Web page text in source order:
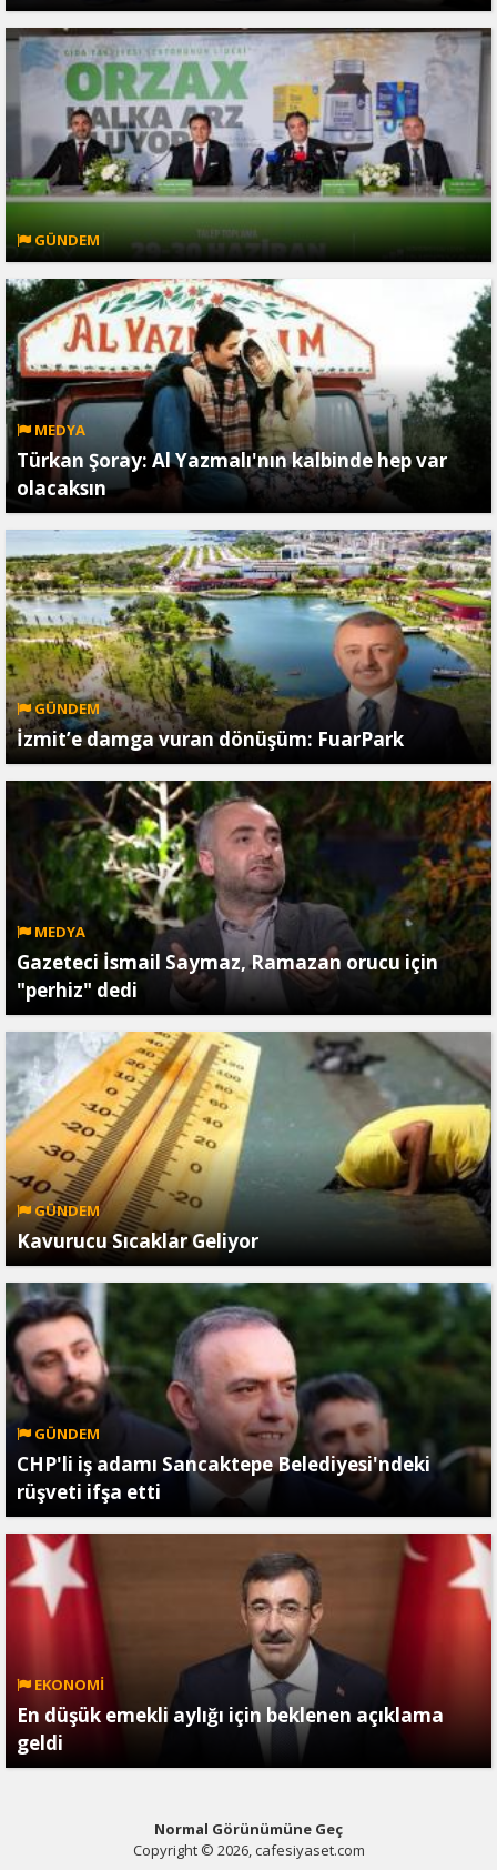
GÜNDEM
MEDYA
Türkan Şoray: Al Yazmalı'nın kalbinde hep var
olacaksın
GÜNDEM
İzmit’e damga vuran dönüşüm: FuarPark
MEDYA
Gazeteci İsmail Saymaz, Ramazan orucu için
"perhiz" dedi
GÜNDEM
Kavurucu Sıcaklar Geliyor
GÜNDEM
CHP'li iş adamı Sancaktepe Belediyesi'ndeki
rüşveti ifşa etti
EKONOMİ
En düşük emekli aylığı için beklenen açıklama
geldi
Normal Görünümüne Geç
Copyright © 2026, cafesiyaset.com